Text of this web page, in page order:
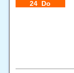
24 Do